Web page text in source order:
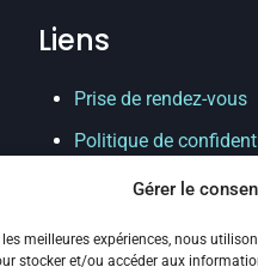
Gérer le
meilleures expériences, nous
stocker et/ou accéder aux
Liens
Prise de rendez-vous
Politique de
Annulation et